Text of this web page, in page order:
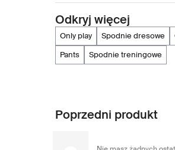
Odkryj więcej
only play spodnie dresowe
pants
spodnie treningowe
Poprzedni produkt